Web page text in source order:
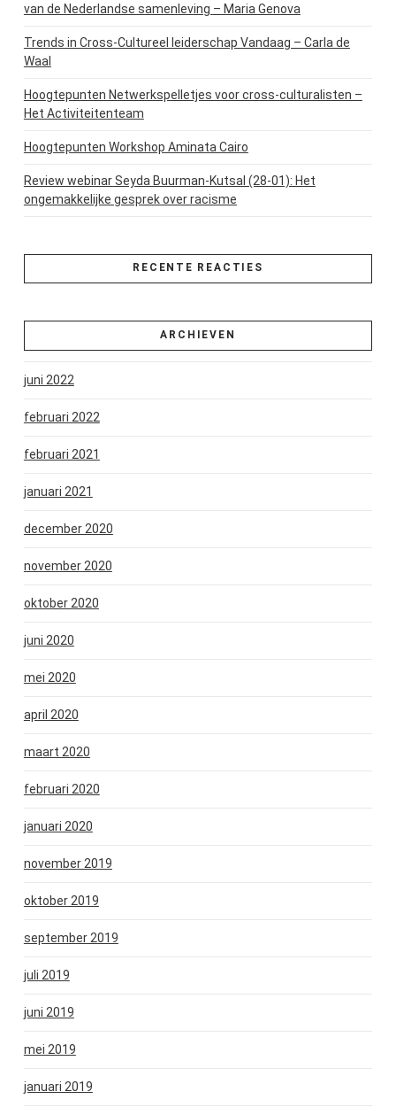
van de Nederlandse samenleving – Maria Genova
Trends in Cross-Cultureel leiderschap Vandaag – Carla de
Waal
Hoogtepunten Netwerkspelletjes voor cross-culturalisten –
Het Activiteitenteam
Hoogtepunten Workshop Aminata Cairo
Review webinar Seyda Buurman-Kutsal (28-01): Het
ongemakkelijke gesprek over racisme
RECENTE REACTIES
ARCHIEVEN
juni 2022
februari 2022
februari 2021
januari 2021
december 2020
november 2020
oktober 2020
juni 2020
mei 2020
april 2020
maart 2020
februari 2020
januari 2020
november 2019
oktober 2019
september 2019
juli 2019
juni 2019
mei 2019
januari 2019